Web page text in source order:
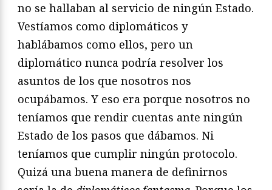
no se hallaban al servicio de ningún Estado.
Vestíamos como diplomáticos y
hablábamos como ellos, pero un
diplomático nunca podría resolver los
asuntos de los que nosotros nos
ocupábamos. Y eso era porque nosotros no
teníamos que rendir cuentas ante ningún
Estado de los pasos que dábamos. Ni
teníamos que cumplir ningún protocolo.
Quizá una buena manera de definirnos